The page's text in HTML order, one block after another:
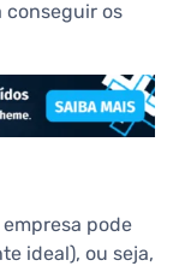
conseguir os
pode
ideal), ou seja,